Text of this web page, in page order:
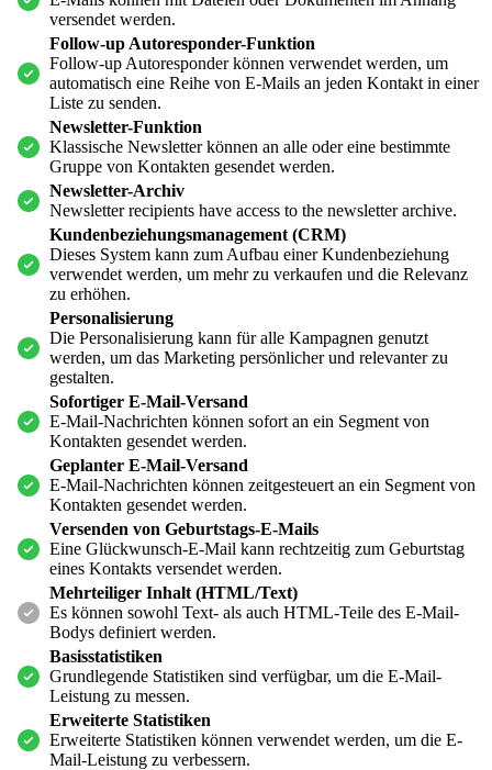
versendet werden.
Follow-up Autoresponder-Funktion
Follow-up Autoresponder können verwendet werden, um
automatisch eine Reihe von E-Mails an jeden Kontakt in einer
Liste zu senden.
Newsletter-Funktion
Klassische Newsletter können an alle oder eine bestimmte
Gruppe von Kontakten gesendet werden.
Newsletter-Archiv
Newsletter recipients have access to the newsletter archive.
Kundenbeziehungsmanagement (CRM)
Dieses System kann zum Aufbau einer Kundenbeziehung
verwendet werden, um mehr zu verkaufen und die Relevanz
zu erhöhen.
Personalisierung
Die Personalisierung kann für alle Kampagnen genutzt
werden, um das Marketing persönlicher und relevanter zu
gestalten.
Sofortiger E-Mail-Versand
E-Mail-Nachrichten können sofort an ein Segment von
Kontakten gesendet werden.
Geplanter E-Mail-Versand
E-Mail-Nachrichten können zeitgesteuert an ein Segment von
Kontakten gesendet werden.
Versenden von Geburtstags-E-Mails
Eine Glückwunsch-E-Mail kann rechtzeitig zum Geburtstag
eines Kontakts versendet werden.
Mehrteiliger Inhalt (HTML/Text)
Es können sowohl Text- als auch HTML-Teile des E-Mail-
Bodys definiert werden.
Basisstatistiken
Grundlegende Statistiken sind verfügbar, um die E-Mail-
Leistung zu messen.
Erweiterte Statistiken
Erweiterte Statistiken können verwendet werden, um die E-
Mail-Leistung zu verbessern.